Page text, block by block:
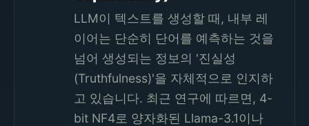
LLM이 텍스트를 생성할 때, 내부 레
이어는 단순히 단어를 예측하는 것을
넘어 생성되는 정보의 '진실성
(Truthfulness)'을 자체적으로 인지하
고 있습니다. 최근 연구에 따르면, 4-
bit NF4로 양자화된 Llama-3.1이나